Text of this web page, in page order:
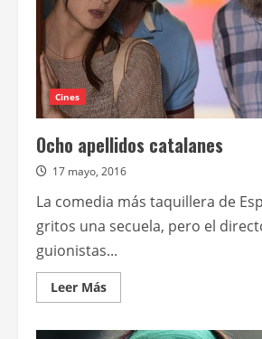
Cines
Ocho apellidos catalanes
17 mayo, 2016
La comedia más taquillera de
gritos una secuela, pero el
guionistas...
Leer MásLeer
más